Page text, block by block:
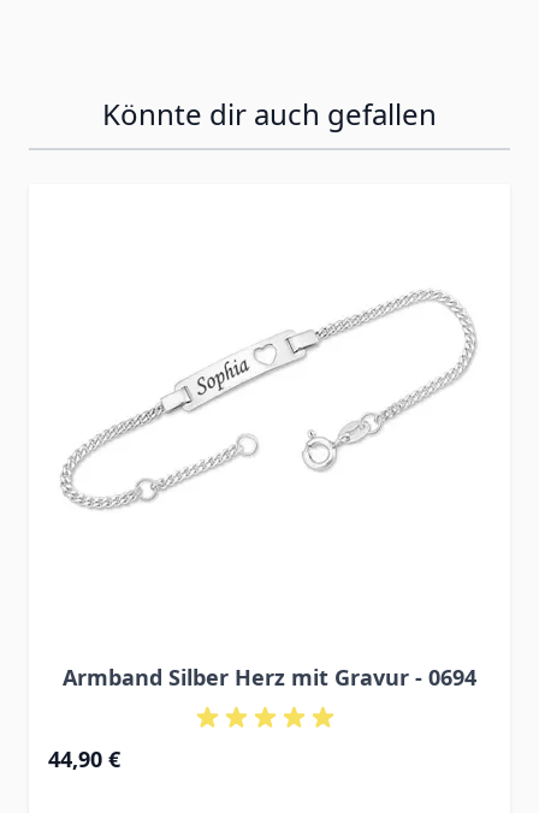
Könnte dir auch gefallen
Armband Silber Herz mit Gravur - 0694
Ab
44,90 €